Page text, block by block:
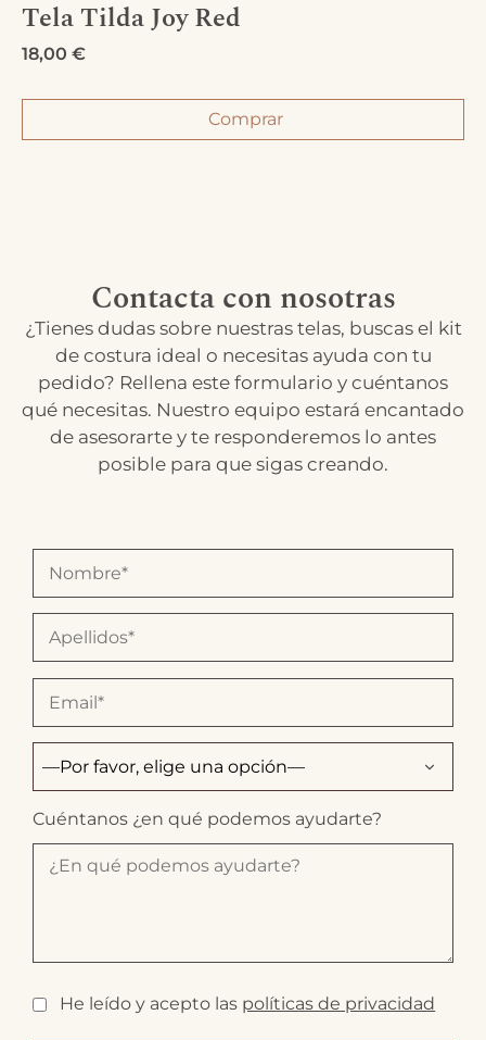
Tela Tilda Joy Red
18,00 €
Comprar
Contacta con nosotras
¿Tienes dudas sobre nuestras telas, buscas el kit
de costura ideal o necesitas ayuda con tu
pedido? Rellena este formulario y cuéntanos
qué necesitas. Nuestro equipo estará encantado
de asesorarte y te responderemos lo antes
posible para que sigas creando.
Cuéntanos ¿en qué podemos ayudarte?
He leído y acepto las políticas de privacidad